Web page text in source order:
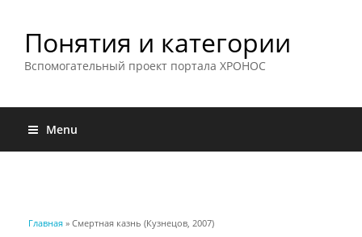
Понятия и категории
Вспомогательный проект портала ХРОНОС
Menu
Вы здесь
Главная » Смертная казнь (Кузнецов, 2007)